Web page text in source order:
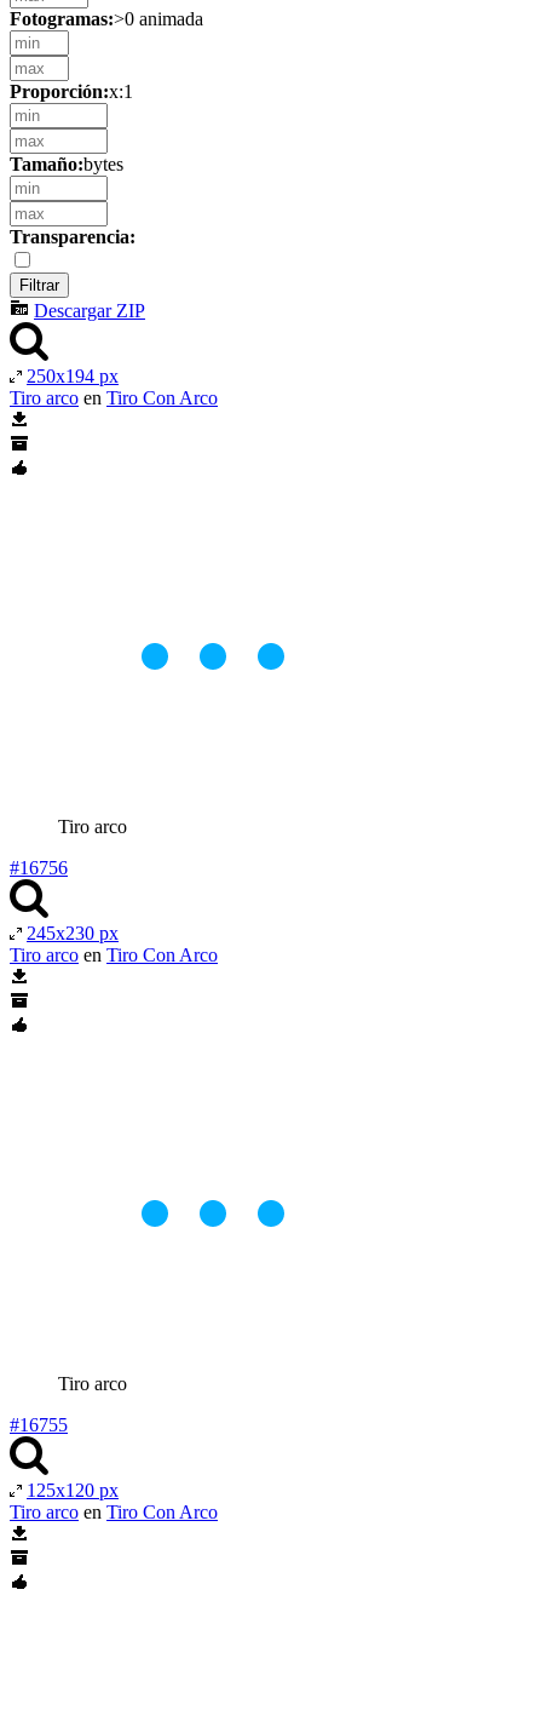
Fotogramas:>0 animada
Proporción:x:1
Tamaño:bytes
Transparencia:
Descargar ZIP
250x194 px
Tiro arco en Tiro Con Arco
Tiro arco
#16756
245x230 px
Tiro arco en Tiro Con Arco
Tiro arco
#16755
125x120 px
Tiro arco en Tiro Con Arco